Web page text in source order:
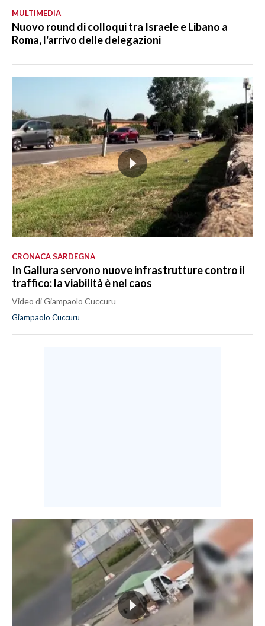
MULTIMEDIA
Nuovo round di colloqui tra Israele e Libano a
Roma, l'arrivo delle delegazioni
CRONACA SARDEGNA
In Gallura servono nuove infrastrutture contro il
traffico: la viabilità è nel caos
Video di Giampaolo Cuccuru
Giampaolo Cuccuru